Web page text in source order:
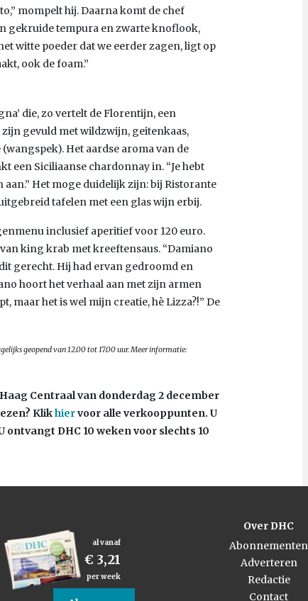
mompelt hij. Daarna komt de chef
gekruide tempura en zwarte knoflook,
witte poeder dat we eerder zagen, ligt op
ook de foam.”
die, zo vertelt de Florentijn, een
gevuld met wildzwijn, geitenkaas,
Het aardse aroma van de
een Siciliaanse chardonnay in. “Je hebt
Het moge duidelijk zijn: bij Ristorante
tafelen met een glas wijn erbij.
inclusief aperitief voor 120 euro.
king krab met kreeftensaus. “Damiano
gerecht. Hij had ervan gedroomd en
hoort het verhaal aan met zijn armen
maar het is wel mijn creatie, hè Lizza?!” De
geopend van 12.00 tot 17.00 uur. Meer informatie:
Centraal van donderdag 2 december
Klikhiervoor alle verkooppunten. U
ontvangt DHC 10 weken voor slechts 10
al vanaf
€ 3,21
per week
Over DHC
Abonnementen
Adverteren
Redactie
Contact